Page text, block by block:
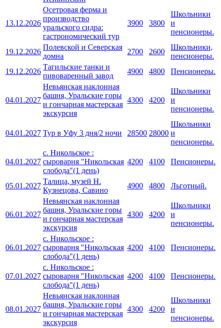
13.12.2026
Осетровая ферма и
производство
уральского сидра:
гастрономический тур
3900 3800
Школьники
и
пенсионеры.
19.12.2026
Полевской и Северская
домна
2700 2600
Школьники,
пенсионеры.
19.12.2026
Тагильские танки и
пивоваренный завод
4900 4800 Пенсионеры.
04.01.2027
Невьянская наклонная
башня, Уральские горы
и гончарная мастерская
экскурсия
4300 4200
Школьники
и
пенсионеры.
04.01.2027 Тур в Уфу 3 дня/2 ночи 28500 28000
Школьники
и
пенсионеры.
04.01.2027
с. Никольское :
сыроварня "Никольская
слобода"(1 день)
4200 4100 Пенсионеры.
05.01.2027
Талица, музей Н.
Кузнецова, Савино
4900 4800 Льготный.
06.01.2027
Невьянская наклонная
башня, Уральские горы
и гончарная мастерская
экскурсия
4300 4200
Школьники
и
пенсионеры.
06.01.2027
с. Никольское :
сыроварня "Никольская
слобода"(1 день)
4200 4100 Пенсионеры.
07.01.2027
с. Никольское :
сыроварня "Никольская
слобода"(1 день)
4200 4100 Пенсионеры.
08.01.2027
Невьянская наклонная
башня, Уральские горы
и гончарная мастерская
экскурсия
4300 4200
Школьники
и
пенсионеры.